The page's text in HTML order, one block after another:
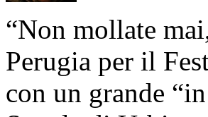
“Non mollate
Perugia per il
con un grande